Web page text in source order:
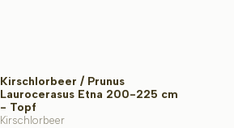
Kirschlorbeer / Prunus
Laurocerasus Etna 200-225 cm
- Topf
Kirschlorbeer